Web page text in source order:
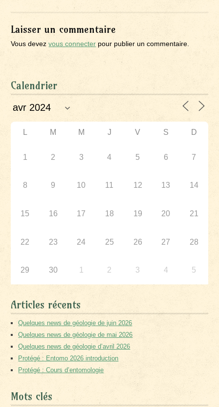
Laisser un commentaire
Vous devezvous connecter pour publier un commentaire.
Calendrier
L M M J V S D
1 2 3 4 5 6 7
8 9 10 11 12 13 14
15 16 17 18 19 20 21
22 23 24 25 26 27 28
29 30 1 2 3 4 5
Articles récents
Quelques news de géologie de juin 2026
Quelques news de géologie de mai 2026
Quelques news de géologie d’avril 2026
Protégé : Entomo 2026 introduction
Protégé : Cours d’entomologie
Mots clés